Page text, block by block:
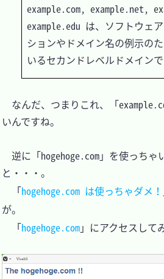
example.com, example.net,
example.edu は、ソフトウェ
ションやドメイン名の例示の
なんだ、つまりこれ、「
いんですね。
逆に「hogehoge.com」を使っちゃ
と・・・。
「hogehoge.com は使っちゃダメ！
が。
「hogehoge.com」にアクセスして